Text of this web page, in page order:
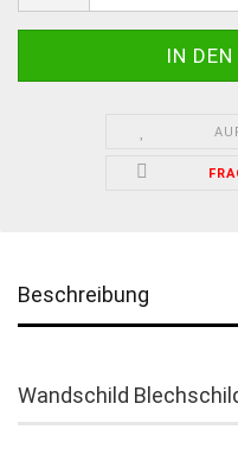
Beschreibung
Wandschild